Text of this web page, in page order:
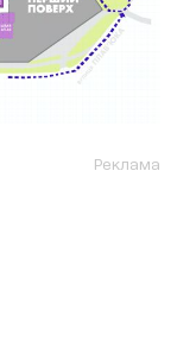
Реклама